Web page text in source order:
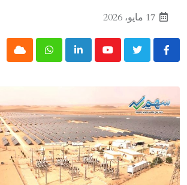
17 مايو، 2026
Youtube
LinkedIn
Whatsapp
Cloud